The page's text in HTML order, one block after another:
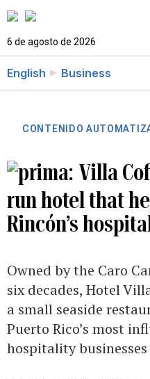
6 de agosto de 2026
English Business
CONTENIDO
Villa
run hotel that
Rincón’s
Owned by the Caro
six decades, Hotel
a small seaside
Puerto Rico’s most
hospitality businesses